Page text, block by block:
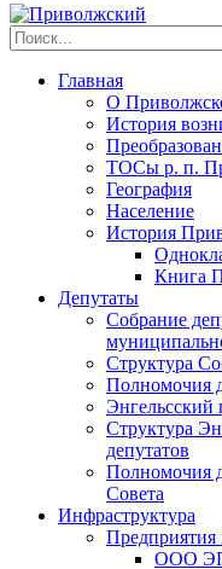
Главная
О
История
ТОСы р. п.
География
Население
История
Книга
Депутаты
Собрание
Структура
Полномочия
Энгельсский
Структура
депутатов
Полномочия
Совета
Инфраструктура
Предприятия
ООО